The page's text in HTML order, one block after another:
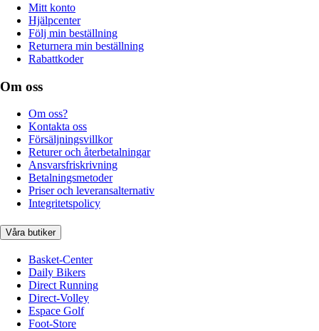
Mitt konto
Hjälpcenter
Följ min beställning
Returnera min beställning
Rabattkoder
Om oss
Om oss?
Kontakta oss
Försäljningsvillkor
Returer och återbetalningar
Ansvarsfriskrivning
Betalningsmetoder
Priser och leveransalternativ
Integritetspolicy
Våra butiker
Basket-Center
Daily Bikers
Direct Running
Direct-Volley
Espace Golf
Foot-Store